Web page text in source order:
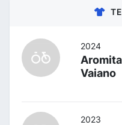
2024
Vaiano
2023